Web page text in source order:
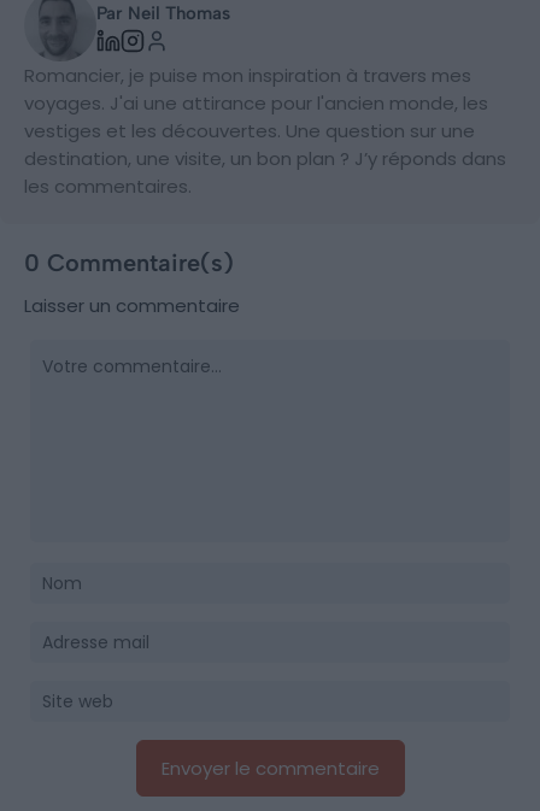
Par Neil Thomas
Romancier, je puise mon inspiration à travers mes
voyages. J'ai une attirance pour l'ancien monde, les
vestiges et les découvertes. Une question sur une
destination, une visite, un bon plan ? J’y réponds dans
les commentaires.
0 Commentaire(s)
Laisser un commentaire